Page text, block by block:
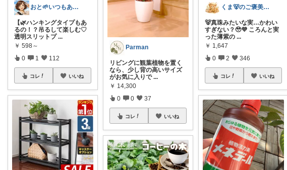
おと🌱いつもありがとう😊
【🌿ハンキングタイプもあ
るの！？吊るして楽しむ♡
透明スリットプ ...
￥ 598～
0 1 112
コレ いいね
Parman
リビングに観葉植物を置く
なら、少し背の高いサイズ
がお気に入りで ...
￥ 14,300
0 0 37
コレ いいね
くま🐻のご褒美ROOM🍯
🐻真珠みたいな実…かわい
すぎない？🥹💜 ころんと実
った薄紫の ...
￥ 1,647
0 2 346
コレ いいね